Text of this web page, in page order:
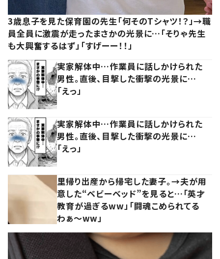
3歳息子を見た保育園の先生「何そのTシャツ！？」→職
員全員に激震が走ったまさかの光景に…「そりゃ先生
も大興奮するはず」「すげーー！！」
実家解体中…作業員に話しかけられた
男性。直後、目撃した衝撃の光景に…
「えっ」
実家解体中…作業員に話しかけられた
男性。直後、目撃した衝撃の光景に…
「えっ」
里帰り出産から帰宅した妻子。→夫が用
意した“ベビーベッド”を見ると…「英才
教育が過ぎるww」「闘魂こめられてる
わぁ～ww」